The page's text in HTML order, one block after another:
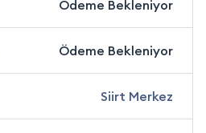
Ödeme Bekleniyor
Ödeme Bekleniyor
Siirt Merkez